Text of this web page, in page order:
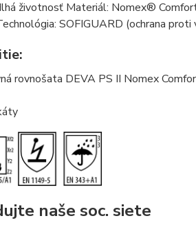
životnosť Materiál: Nomex®
SOFIGUARD (ochrana proti
rovnošata DEVA PS II Nomex
naše soc. siete